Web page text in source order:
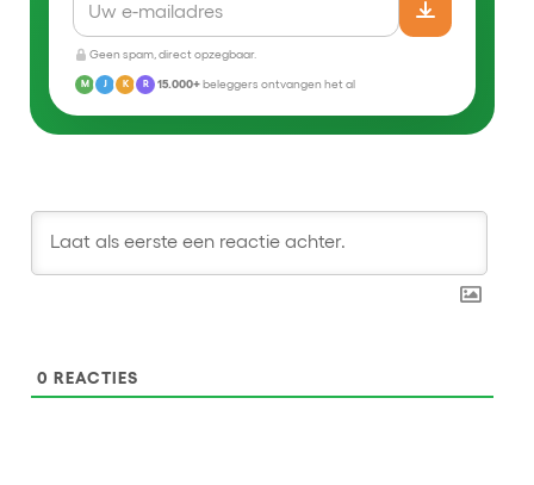
Geen spam, direct opzegbaar.
M J K R 15.000+beleggers ontvangen het al
0 REACTIES